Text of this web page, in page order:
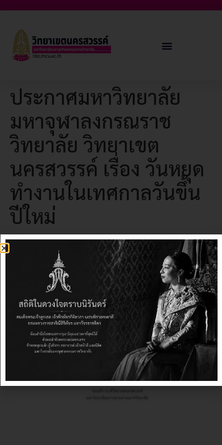
ประกาศมหาวิทยาลัย
มหาจุฬาลงกรณราช
วิทยาลัย วิทยาเขต
นครสวรรค์ เรื่อง วันหยุด
ทำงานในเทศกาลวันขึ้น
ปีใหม่